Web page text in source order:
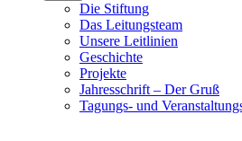
Die Stiftung
Das Leitungsteam
Unsere Leitlinien
Geschichte
Projekte
Jahresschrift – Der Gruß
Tagungs- und